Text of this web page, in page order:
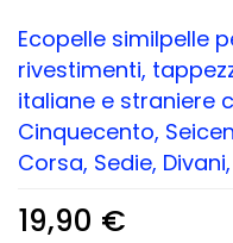
Ecopelle similpelle
rivestimenti,
italiane e straniere
Cinquecento,
Corsa, Sedie,
19,90 €